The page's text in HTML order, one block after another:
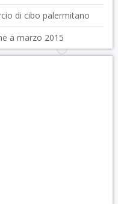
di cibo palermitano
a marzo 2015